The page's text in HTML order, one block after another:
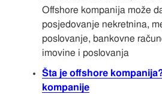
Offshore kompanija može
posjedovanje nekretnina,
poslovanje, bankovne
imovine i poslovanja
Šta je offshore
kompanije